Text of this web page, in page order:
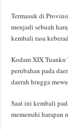
Termasuk di
menjadi sebuah
kembali rasa
Kodam XIX Tuanku
perubahan pada
daerah hingga
Saat ini kembali
memenuhi harapan